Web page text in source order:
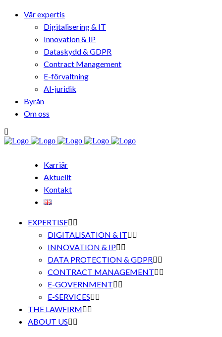
Vår expertis
Digitalisering & IT
Innovation & IP
Dataskydd & GDPR
Contract Management
E-förvaltning
AI-juridik
Byrån
Om oss
Karriär
Aktuellt
Kontakt
EXPERTISE
DIGITALISATION & IT
INNOVATION & IP
DATA PROTECTION & GDPR
CONTRACT MANAGEMENT
E-GOVERNMENT
E-SERVICES
THE LAWFIRM
ABOUT US